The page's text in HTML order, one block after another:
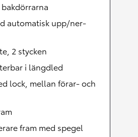
automatisk upp/ner-
2 stycken
i längdled
lock, mellan förar- och
fram med spegel